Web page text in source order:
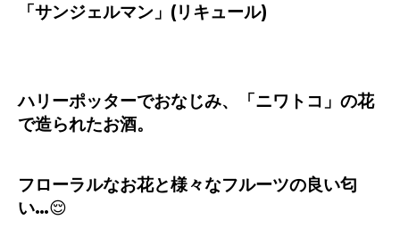
「サンジェルマン」 (リキュール)
ハリーポッターでおなじみ、「ニワトコ」の花
で造られたお酒。
フローラルなお花と様々なフルーツの良い匂
い…😌